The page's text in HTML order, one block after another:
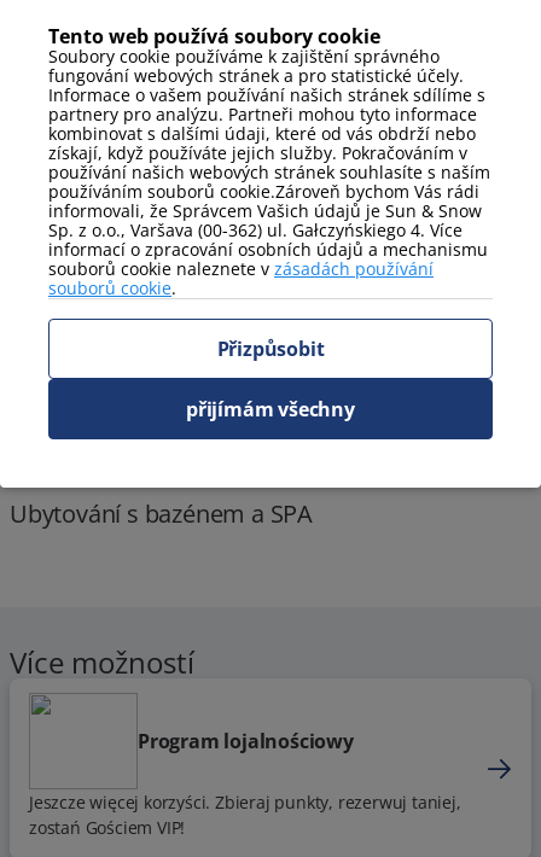
Pobytový balíček s masáží zdarma!
Ubytování s bazénem a SPA
Více možností
Program lojalnościowy
Jeszcze więcej korzyści. Zbieraj punkty, rezerwuj taniej,
zostań Gościem VIP!
Tento web používá soubory cookie
Soubory cookie používáme k zajištění správného
fungování webových stránek a pro statistické účely.
Informace o vašem používání našich stránek sdílíme s
partnery pro analýzu. Partneři mohou tyto informace
kombinovat s dalšími údaji, které od vás obdrží nebo
získají, když používáte jejich služby. Pokračováním v
používání našich webových stránek souhlasíte s naším
používáním souborů cookie.Zároveň bychom Vás rádi
informovali, že Správcem Vašich údajů je Sun & Snow
Sp. z o.o., Varšava (00-362) ul. Gałczyńskiego 4. Více
informací o zpracování osobních údajů a mechanismu
souborů cookie naleznete v zásadách používání
souborů cookie.
Přizpůsobit
přijímám všechny